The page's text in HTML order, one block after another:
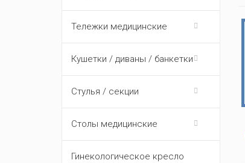
Тележки медицинские
Кушетки / диваны / банкетки
Стулья / секции
Столы медицинские
Гинекологическое кресло